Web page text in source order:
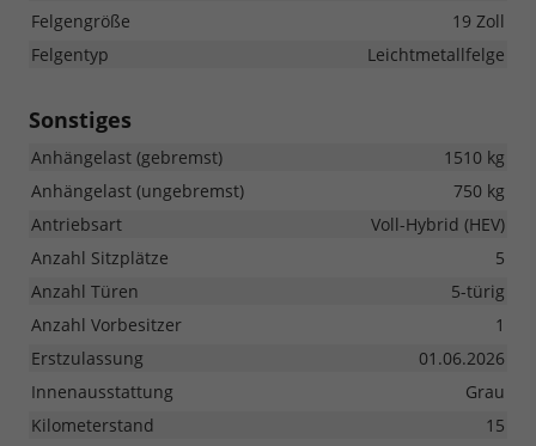
Felgengröße
19 Zoll
Felgentyp
Leichtmetallfelge
Sonstiges
Anhängelast (gebremst)
1510 kg
Anhängelast (ungebremst)
750 kg
Antriebsart
Voll-Hybrid (HEV)
Anzahl Sitzplätze
5
Anzahl Türen
5-türig
Anzahl Vorbesitzer
1
Erstzulassung
01.06.2026
Innenausstattung
Grau
Kilometerstand
15